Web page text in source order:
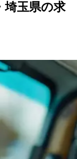
埼玉県の求